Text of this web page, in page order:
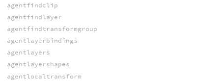
agentfindclip
agentfindlayer
agentfindtransformgroup
agentlayerbindings
agentlayers
agentlayershapes
agentlocaltransform